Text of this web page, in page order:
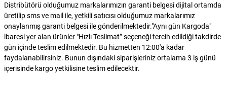
Distribütörü olduğumuz markalarımızın garanti belgesi dijital ortamda
üretilip sms ve mail ile, yetkili satıcısı olduğumuz markalarımız
onaylanmış garanti belgesi ile gönderilmektedir."Aynı gün Kargoda"
ibaresi yer alan ürünler "Hızlı Teslimat” seçeneği tercih edildiği takdirde
gün içinde teslim edilmektedir. Bu hizmetten 12:00'a kadar
faydalanabilirsiniz. Bunun dışındaki siparişleriniz ortalama 3 iş günü
içerisinde kargo yetkilisine teslim edilecektir.